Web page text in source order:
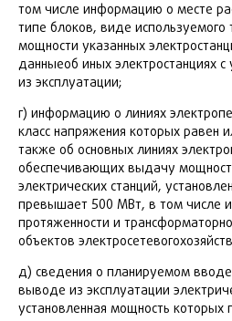
том числе информацию о месте
типе блоков, виде
мощности указанных
данныеоб иных электростанциях
из эксплуатации;
г) информацию о линиях
класс напряжения которых равен
также об основных линиях
обеспечивающих выдачу
электрических станций,
превышает 500 МВт, в том числе
протяженности и
объектов
д) сведения о планируемом
выводе из эксплуатации
установленная мощность